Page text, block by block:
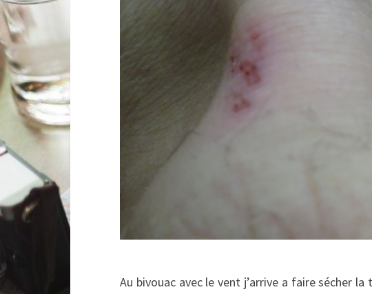
Au bivouac avec le vent j’arrive a faire sécher